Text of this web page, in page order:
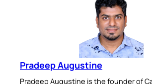
Pradeep Augustine
Pradeep Augustine is the founder of